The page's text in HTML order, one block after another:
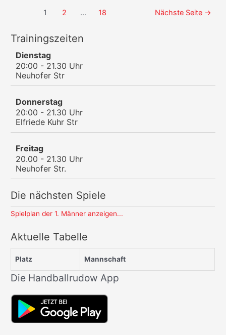
Niederlage
Hermsdorf
Seitennummerierung
1 2 … 18 Nächste Seite →
Trainingszeiten
Dienstag
20:00 - 21.30 Uhr
Neuhofer Str
Donnerstag
20:00 - 21.30 Uhr
Elfriede Kuhr Str
Freitag
20.00 - 21.30 Uhr
Neuhofer Str.
Die nächsten Spiele
Spielplan der 1. Männer anzeigen...
Aktuelle Tabelle
Platz Mannschaft
Die Handballrudow App